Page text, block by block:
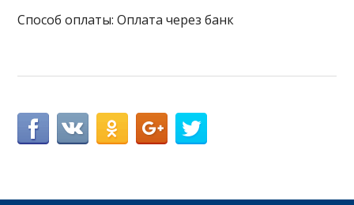
Способ оплаты: Оплата через банк